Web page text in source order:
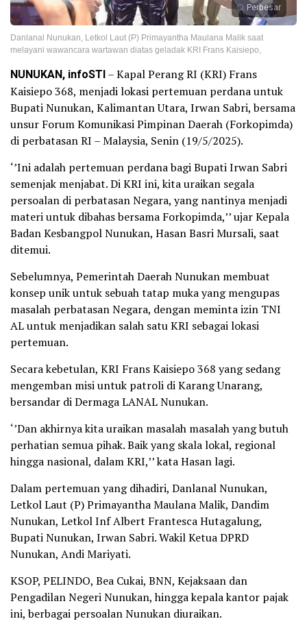
Perbesar
Danlanal Nunukan, Letkol Laut (P) Primayantha Maulana Malik saat
melayani wawancara wartawan diatas geladak KRI Frans Kaisiepo,
NUNUKAN, infoSTI– Kapal Perang RI (KRI) Frans
Kaisiepo 368, menjadi lokasi pertemuan perdana untuk
Bupati Nunukan, Kalimantan Utara, Irwan Sabri, bersama
unsur Forum Komunikasi Pimpinan Daerah (Forkopimda)
di perbatasan RI – Malaysia, Senin (19/5/2025).
‘’Ini adalah pertemuan perdana bagi Bupati Irwan Sabri
semenjak menjabat. Di KRI ini, kita uraikan segala
persoalan di perbatasan Negara, yang nantinya menjadi
materi untuk dibahas bersama Forkopimda,’’ ujar Kepala
Badan Kesbangpol Nunukan, Hasan Basri Mursali, saat
ditemui.
Sebelumnya, Pemerintah Daerah Nunukan membuat
konsep unik untuk sebuah tatap muka yang mengupas
masalah perbatasan Negara, dengan meminta izin TNI
AL untuk menjadikan salah satu KRI sebagai lokasi
pertemuan.
Secara kebetulan, KRI Frans Kaisiepo 368 yang sedang
mengemban misi untuk patroli di Karang Unarang,
bersandar di Dermaga LANAL Nunukan.
‘’Dan akhirnya kita uraikan masalah masalah yang butuh
perhatian semua pihak. Baik yang skala lokal, regional
hingga nasional, dalam KRI,’’ kata Hasan lagi.
Dalam pertemuan yang dihadiri, Danlanal Nunukan,
Letkol Laut (P) Primayantha Maulana Malik, Dandim
Nunukan, Letkol Inf Albert Frantesca Hutagalung,
Bupati Nunukan, Irwan Sabri. Wakil Ketua DPRD
Nunukan, Andi Mariyati.
KSOP, PELINDO, Bea Cukai, BNN, Kejaksaan dan
Pengadilan Negeri Nunukan, hingga kepala kantor pajak
ini, berbagai persoalan Nunukan diuraikan.